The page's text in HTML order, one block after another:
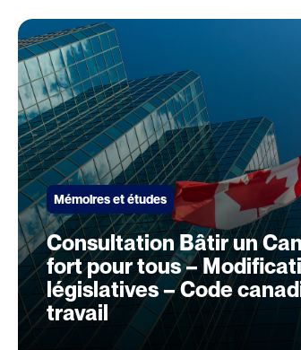
Mémoires et études
Consultation Bâtir un
fort pour tous –
législatives – Code
travail